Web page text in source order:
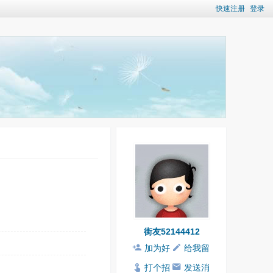
快速注册 登录
街友52144412
加为好
友
给我留
言
打个招 发送消